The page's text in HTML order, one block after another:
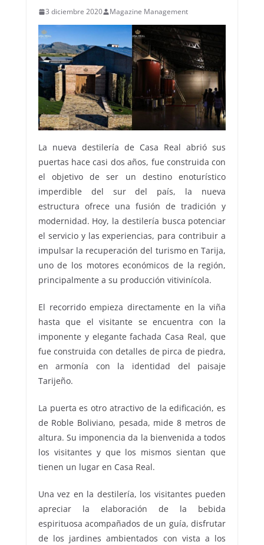
3 diciembre 2020 Magazine Management
La nueva destilería de Casa Real abrió sus
puertas hace casi dos años, fue construida con
el objetivo de ser un destino enoturístico
imperdible del sur del país, la nueva
estructura ofrece una fusión de tradición y
modernidad. Hoy, la destilería busca potenciar
el servicio y las experiencias, para contribuir a
impulsar la recuperación del turismo en Tarija,
uno de los motores económicos de la región,
principalmente a su producción vitivinícola.
El recorrido empieza directamente en la viña
hasta que el visitante se encuentra con la
imponente y elegante fachada Casa Real, que
fue construida con detalles de pirca de piedra,
en armonía con la identidad del paisaje
Tarijeño.
La puerta es otro atractivo de la edificación, es
de Roble Boliviano, pesada, mide 8 metros de
altura. Su imponencia da la bienvenida a todos
los visitantes y que los mismos sientan que
tienen un lugar en Casa Real.
Una vez en la destilería, los visitantes pueden
apreciar la elaboración de la bebida
espirituosa acompañados de un guía, disfrutar
de los jardines ambientados con vista a los